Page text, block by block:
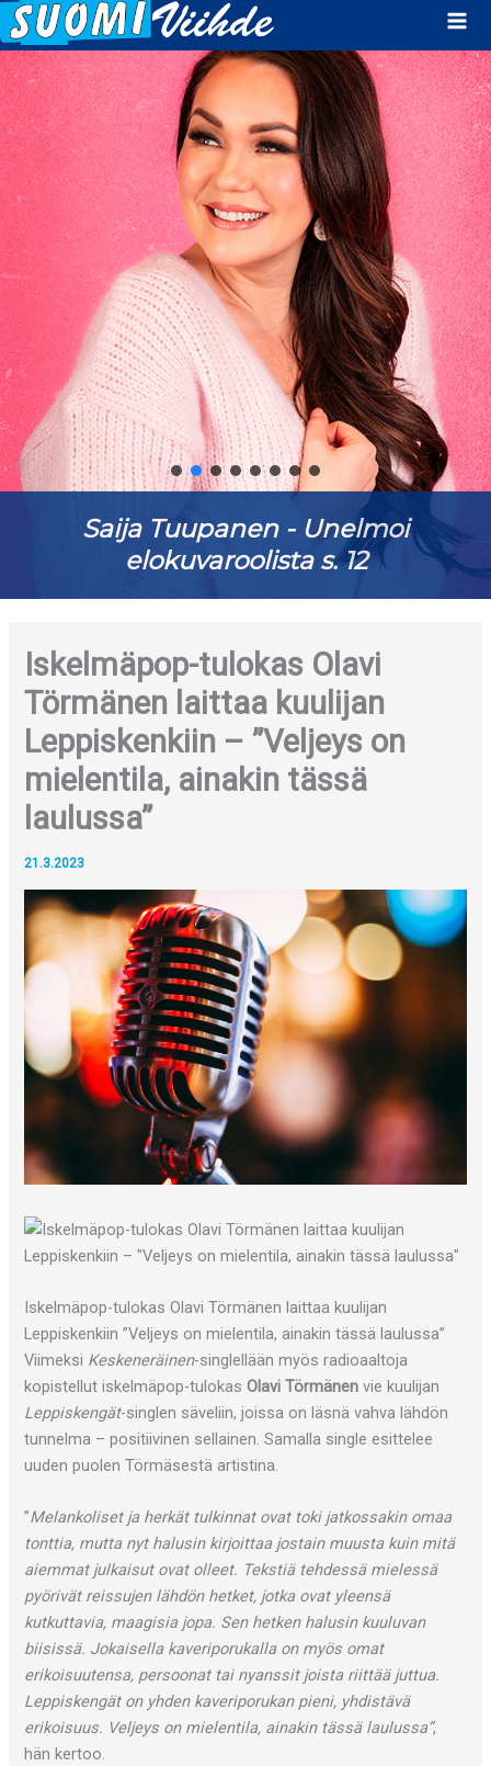
Saija Tuupanen - Unelmoi
elokuvaroolista s. 12
Iskelmäpop-tulokas Olavi
Törmänen laittaa kuulijan
Leppiskenkiin – ”Veljeys on
mielentila, ainakin tässä
laulussa”
21.3.2023
Iskelmäpop-tulokas Olavi Törmänen laittaa kuulijan
Leppiskenkiin ”Veljeys on mielentila, ainakin tässä laulussa”
Viimeksi Keskeneräinen-singlellään myös radioaaltoja
kopistellut iskelmäpop-tulokasOlavi Törmänen vie kuulijan
Leppiskengät-singlen säveliin, joissa on läsnä vahva lähdön
tunnelma – positiivinen sellainen. Samalla single esittelee
uuden puolen Törmäsestä artistina.
”Melankoliset ja herkät tulkinnat ovat toki jatkossakin omaa
tonttia, mutta nyt halusin kirjoittaa jostain muusta kuin mitä
aiemmat julkaisut ovat olleet. Tekstiä tehdessä mielessä
pyörivät reissujen lähdön hetket, jotka ovat yleensä
kutkuttavia, maagisia jopa. Sen hetken halusin kuuluvan
biisissä. Jokaisella kaveriporukalla on myös omat
erikoisuutensa, persoonat tai nyanssit joista riittää juttua.
Leppiskengät on yhden kaveriporukan pieni, yhdistävä
erikoisuus. Veljeys on mielentila, ainakin tässä laulussa”,
hän kertoo.